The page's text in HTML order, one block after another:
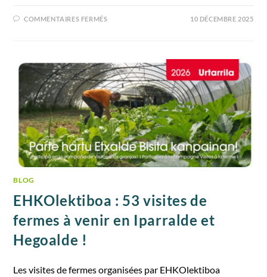
COMMENTAIRES FERMÉS 10 DÉCEMBRE 2025
BLOG
EHKOlektiboa : 53 visites de
fermes à venir en Iparralde et
Hegoalde !
Les visites de fermes organisées par EHKOlektiboa